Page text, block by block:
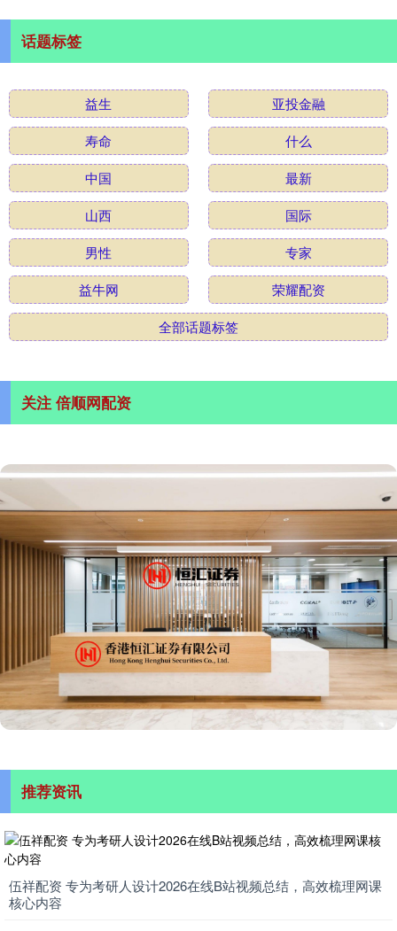
话题标签
益生
亚投金融
寿命
什么
中国
最新
山西
国际
男性
专家
益牛网
荣耀配资
全部话题标签
关注 倍顺网配资
推荐资讯
伍祥配资 专为考研人设计2026在线B站视频总结，高效梳理网课
核心内容